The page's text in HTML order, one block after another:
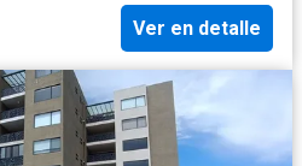
Ver en detalle